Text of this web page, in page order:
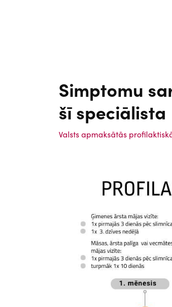
Simptomu
šī speciālista
Valsts apmaksātās